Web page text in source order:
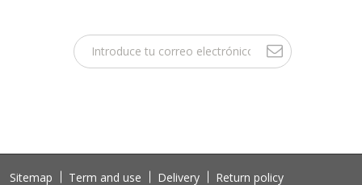
Sitemap Term and use Delivery Return policy